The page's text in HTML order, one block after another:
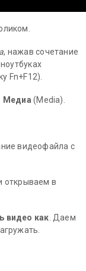
, нажав сочетание
Fn+F12).
Медиа (Media).
видеофайла с
открываем в
видео как . Даем